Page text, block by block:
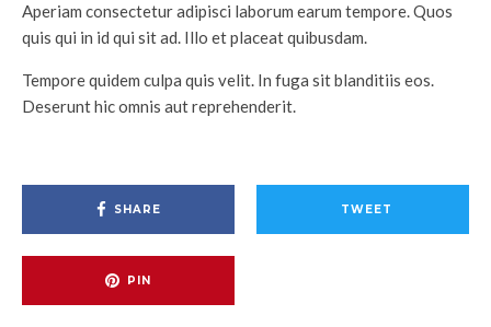
Aperiam consectetur adipisci laborum earum tempore. Quos
quis qui in id qui sit ad. Illo et placeat quibusdam.
Tempore quidem culpa quis velit. In fuga sit blanditiis eos.
Deserunt hic omnis aut reprehenderit.
SHARE TWEET
PIN